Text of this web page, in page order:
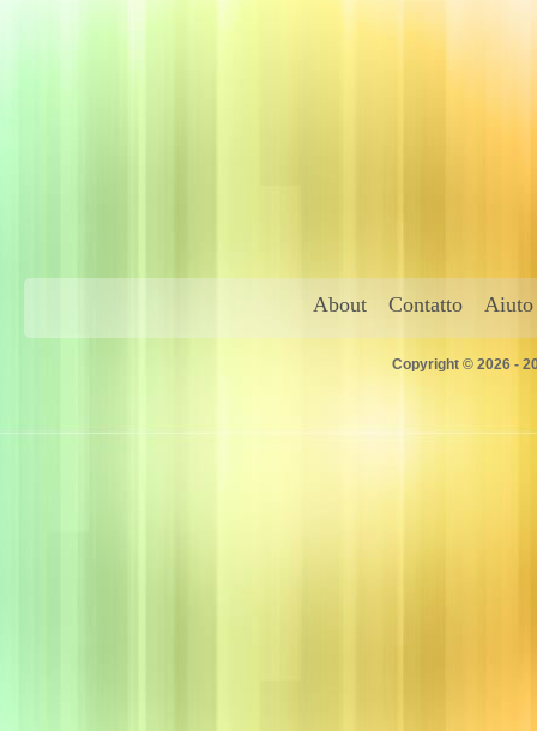
About Contatto Aiuto
Copyright © 2026 -